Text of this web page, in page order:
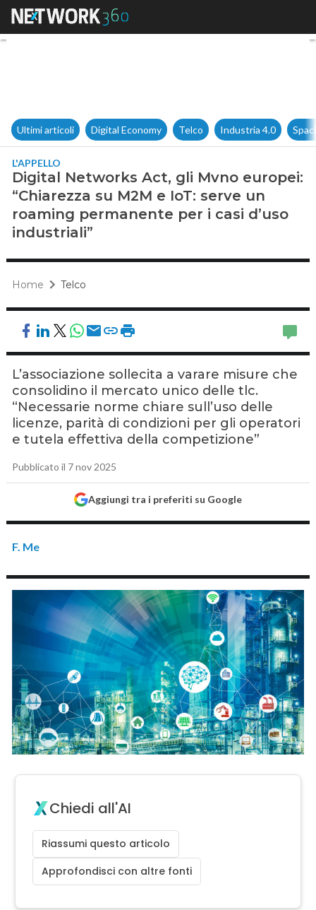
Digital Networks Act, gli
Ultimi articoli Digital Economy Telco Industria 4.0
L'APPELLO
Digital Networks Act, gli Mvno europei:
“Chiarezza su M2M e IoT: serve un
roaming permanente per i casi d’uso
industriali”
Home Telco
L’associazione sollecita a varare misure che
consolidino il mercato unico delle tlc.
“Necessarie norme chiare sull’uso delle
licenze, parità di condizioni per gli operatori
e tutela effettiva della competizione”
Pubblicato il 7 nov 2025
Aggiungi tra i preferiti su Google
F. Me
Chiedi all'AI
Riassumi questo articolo
Approfondisci con altre fonti